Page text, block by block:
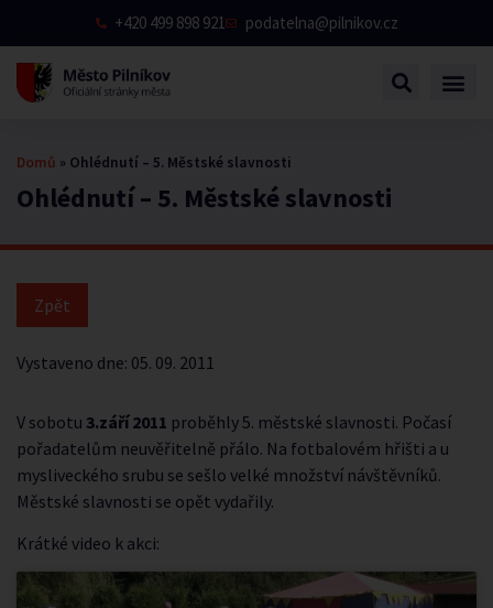
+420 499 898 921 podatelna@pilnikov.cz
Ohlédnutí – 5. Městské slavnosti
Domů » Ohlédnutí – 5. Městské slavnosti
Vystaveno dne: 05. 09. 2011
V sobotu 3.září 2011 proběhly 5. městské slavnosti. Počasí
pořadatelům neuvěřitelně přálo. Na fotbalovém hřišti a u
mysliveckého srubu se sešlo velké množství návštěvníků.
Městské slavnosti se opět vydařily.
Krátké video k akci: